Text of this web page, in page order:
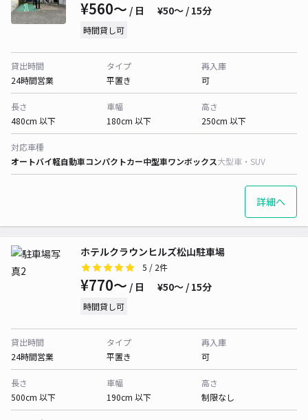
¥560〜 / 日 ¥50〜 / 15分
時間貸し可
貸出時間
24時間営業
タイプ
平置き
再入庫
可
長さ
480cm 以下
車幅
180cm 以下
高さ
250cm 以下
対応車種
オートバイ軽自動車コンパクトカー中型車ワンボックス大型車・SUV
詳細へ
ホテルクラウンヒルズ松山駐車場
5 / 2件
¥770〜 / 日 ¥50〜 / 15分
時間貸し可
貸出時間
24時間営業
タイプ
平置き
再入庫
可
長さ
500cm 以下
車幅
190cm 以下
高さ
制限なし